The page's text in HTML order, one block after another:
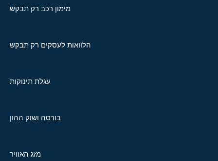
מימון רכב רק תבקש
הלוואות לעסקים רק תבקש
עגלת תינוקות
בורסה ושוק ההון
מזג האוויר